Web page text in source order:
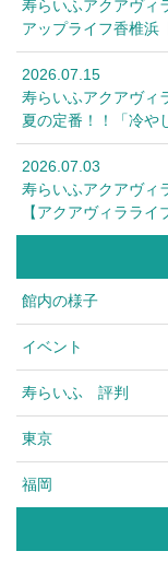
寿らいふアクアヴィ
アップライフ香椎浜
2026.07.15
寿らいふアクアヴィ
夏の定番！！「冷や
2026.07.03
寿らいふアクアヴィ
【アクアヴィララ
館内の様子
イベント
寿らいふ 評判
東京
福岡